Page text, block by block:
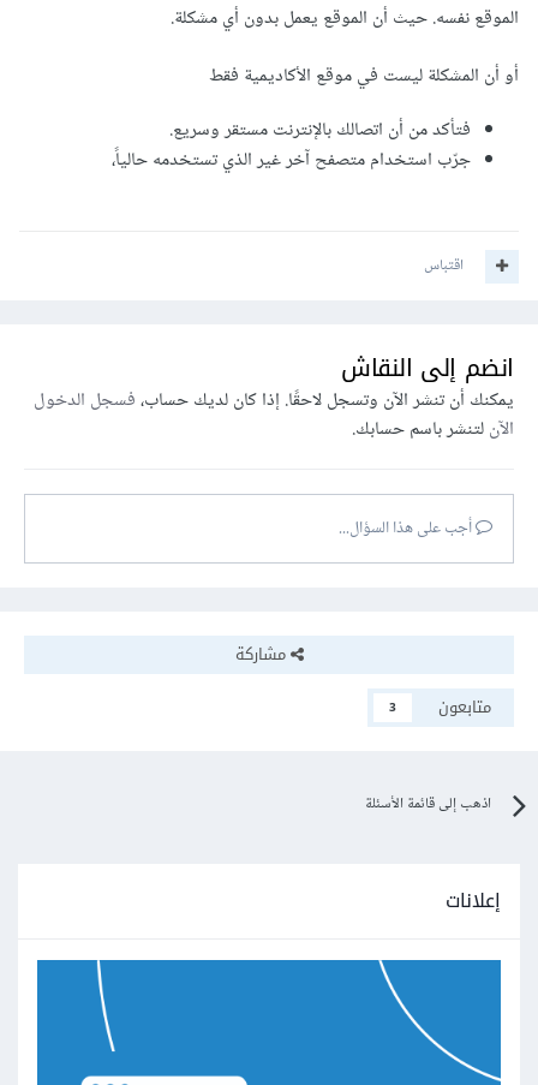
الموقع نفسه. حيث أن الموقع يعمل بدون أي مشكلة.
أو أن المشكلة ليست في موقع الأكاديمية فقط
فتأكد من أن اتصالك بالإنترنت مستقر وسريع.
جرّب استخدام متصفح آخر غير الذي تستخدمه حالياً،
اقتباس
انضم إلى النقاش
يمكنك أن تنشر الآن وتسجل لاحقًا. إذا كان لديك حساب،فسجل الدخول
الآنلتنشر باسم حسابك.
أجب على هذا السؤال...
مشاركة
متابعون
3
اذهب إلى قائمة الأسئلة
إعلانات